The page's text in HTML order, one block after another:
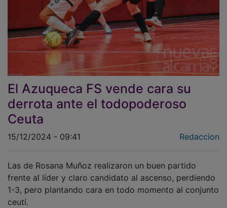
El Azuqueca FS vende cara su
derrota ante el todopoderoso
Ceuta
frente al líder y claro candidato al ascenso, perdiendo
1-3, pero plantando cara en todo momento al conjunto
ceutí.